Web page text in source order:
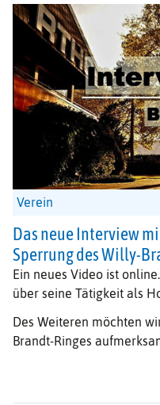
Verein
Das neue Interview
Sperrung des Willy-
Ein neues Video ist
über seine Tätigkeit als
Des Weiteren möchten
Brandt-Ringes